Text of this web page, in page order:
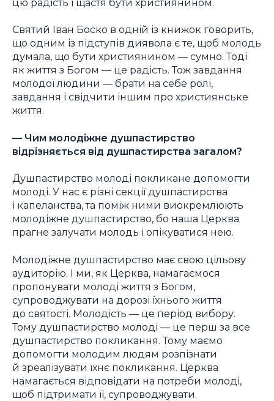
Святий Іван Боско в одній із книжок говорить,
що одним із підступів диявола є те, щоб молодь
думала, що бути християнином — сумно. Тоді
як життя з Богом — це радість. Тож завдання
молодої людини — брати на себе ролі,
завдання і свідчити іншим про християнське
життя.
— Чим молодіжне душпастирство
відрізняється від душпастирства загалом?
Душпастирство молоді покликане допомогти
молоді. У нас є різні секції душпастирства
і капеланства, та поміж ними виокремлюють
молодіжне душпастирство, бо наша Церква
прагне залучати молодь і опікуватися нею.
Молодіжне душпастирство має свою цільову
аудиторію. І ми, як Церква, намагаємося
пропонувати молоді життя з Богом,
супроводжувати на дорозі їхнього життя
до святості. Молодість — це період вибору.
Тому душпастирство молоді — це перш за все
душпастирство покликання. Тому маємо
допомогти молодим людям розпізнати
й зреалізувати їхнє покликання. Церква
намагається відповідати на потреби молоді,
щоб підтримати її, супроводжувати.